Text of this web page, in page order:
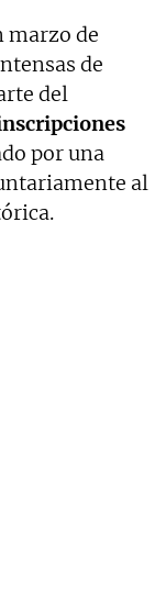
marzo de
de
del
por una
al